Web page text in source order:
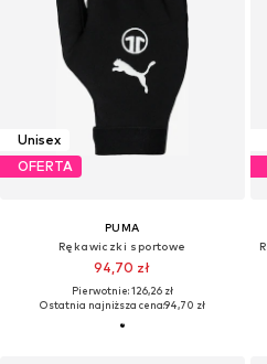
Unisex
OFERTA
PUMA
Rękawiczki sportowe
94,70 zł
Pierwotnie: 126,26 zł
Ostatnia najniższa cena:94,70 zł